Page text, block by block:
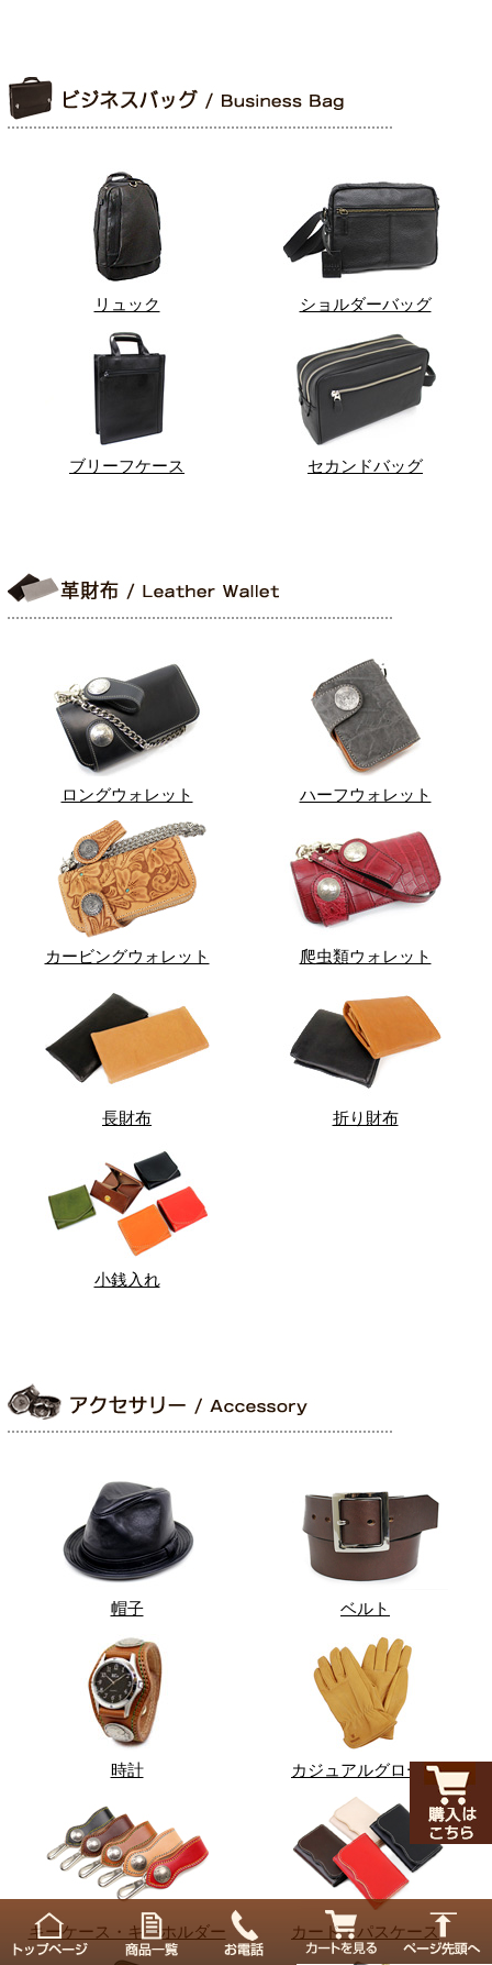
リュック ショルダーバッグ
ブリーフケース セカンドバッグ
ロングウォレット ハーフウォレット
カービングウォレット 爬虫類ウォレット
長財布 折り財布
小銭入れ
帽子 ベルト
時計 カジュアルグローブ
キーケース・キーホルダー カード・パスケース